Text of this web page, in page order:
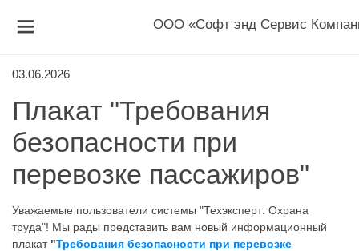
ООО «Софт энд Сервис
03.06.2026
Плакат "Требования
безопасности при
перевозке пассажиров"
Уважаемые пользователи системы "Техэксперт: Охрана
труда"! Мы рады представить вам новый информационный
плакат "Требования безопасности при перевозке